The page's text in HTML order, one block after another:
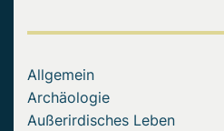
Allgemein
Archäologie
Außerirdisches Leben